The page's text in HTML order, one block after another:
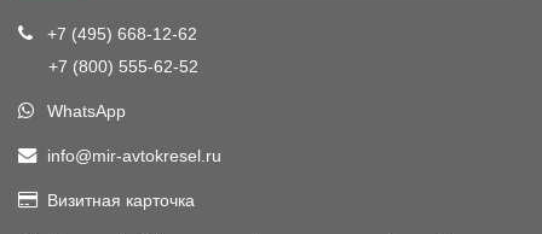
+7 (495) 668-12-62
+7 (800) 555-62-52
WhatsApp
info@mir-avtokresel.ru
Визитная карточка